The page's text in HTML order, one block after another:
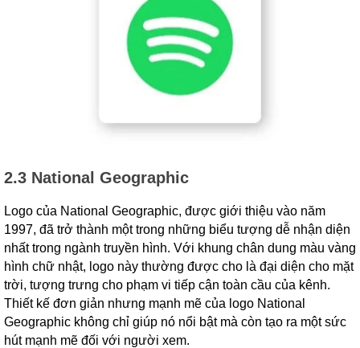
2.3 National Geographic
Logo của National Geographic, được giới thiệu vào năm
1997, đã trở thành một trong những biểu tượng dễ nhận diện
nhất trong ngành truyền hình. Với khung chân dung màu vàng
hình chữ nhật, logo này thường được cho là đại diện cho mặt
trời, tượng trưng cho phạm vi tiếp cận toàn cầu của kênh.
Thiết kế đơn giản nhưng mạnh mẽ của logo National
Geographic không chỉ giúp nó nổi bật mà còn tạo ra một sức
hút mạnh mẽ đối với người xem.